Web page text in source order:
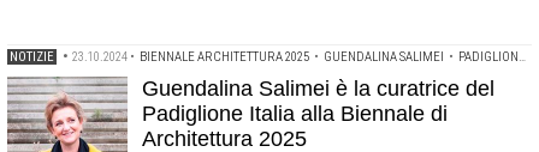
NOTIZIE • 23.10.2024 • BIENNALE ARCHITETTURA 2025 • GUENDALINA SALIMEI • PADIGLIONE ITALIA
Guendalina Salimei è la curatrice del
Padiglione Italia alla Biennale di
Architettura 2025